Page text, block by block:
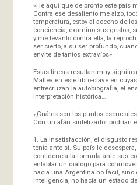
«He aquí que de pronto este país
Contra ese desaliento me alzo,
temperatura, estoy al acecho de
conciencia, examino sus gestos,
y me levanto contra ella, la
ser cierto, a su ser profundo,
envite de tantos extravíos».
Estas líneas resultan muy
Mallea en este libro-clave en
entrecruzan la autobiografía, el
interpretación histórica…
¿Cuáles son los puntos
Con un afán sintetizador podrían
1. La insatisfacción, el disgusto
tenía ante sí. Su país le
confidencia la formula ante sus
entablar un diálogo para
hacia una Argentina no fácil,
inteligencia, no hacia un estado